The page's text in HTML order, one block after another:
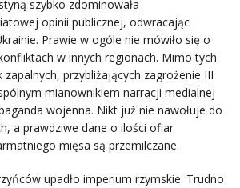
szybko zdominowała
opinii publicznej, odwracając
Prawie w ogóle nie mówiło się o
w innych regionach. Mimo tych
zapalnych, przybliżających zagrożenie III
mianownikiem narracji medialnej
wojenna. Nikt już nie nawołuje do
a prawdziwe dane o ilości ofiar
mięsa są przemilczane.
upadło imperium rzymskie. Trudno